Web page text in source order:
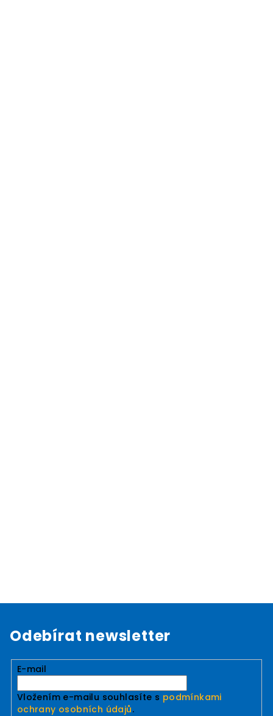
Odebírat newsletter
E-mail
Vložením e-mailu souhlasíte s podmínkami
ochrany osobních údajů.